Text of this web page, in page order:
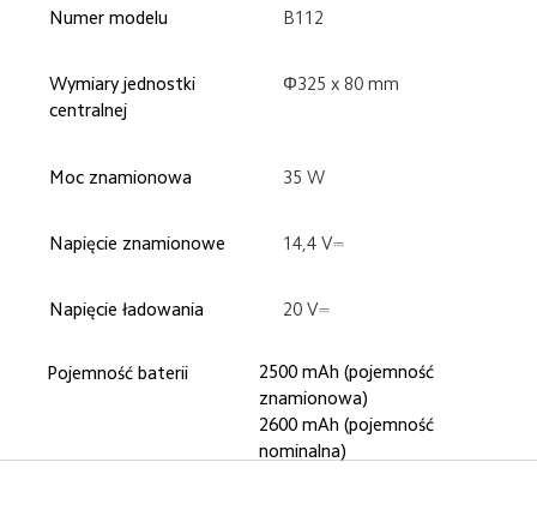
Numer modelu B112
Wymiary jednostki
centralnej
Φ325 x 80 mm
Moc znamionowa 35 W
Napięcie znamionowe 14,4 V⎓
Napięcie ładowania 20 V⎓
Pojemność baterii
2500 mAh (pojemność
znamionowa)
2600 mAh (pojemność
nominalna)